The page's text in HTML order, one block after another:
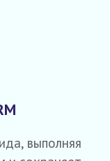
выполняя